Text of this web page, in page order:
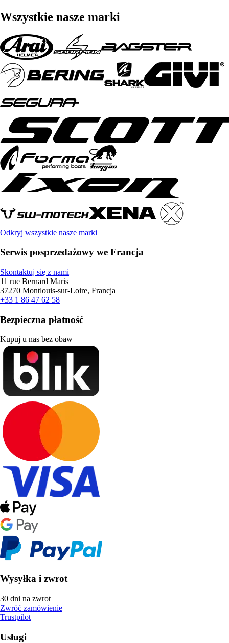
Wszystkie nasze marki
Odkryj wszystkie nasze marki
Serwis posprzedażowy we Francja
Skontaktuj się z nami
11 rue Bernard Maris
37270 Montlouis-sur-Loire, Francja
+33 1 86 47 62 58
Bezpieczna płatność
Kupuj u nas bez obaw
Wysyłka i zwrot
30 dni na zwrot
Zwróć zamówienie
Trustpilot
Usługi